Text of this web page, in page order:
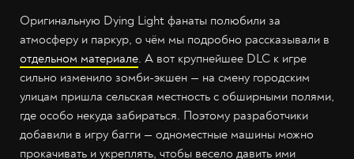
Оригинальную Dying Light фанаты полюбили за
атмосферу и паркур, о чём мы подробно рассказывали в
отдельном материале. А вот крупнейшее DLC к игре
сильно изменило зомби-экшен — на смену городским
улицам пришла сельская местность с обширными полями,
где особо некуда забираться. Поэтому разработчики
добавили в игру багги — одноместные машины можно
прокачивать и укреплять, чтобы весело давить ими